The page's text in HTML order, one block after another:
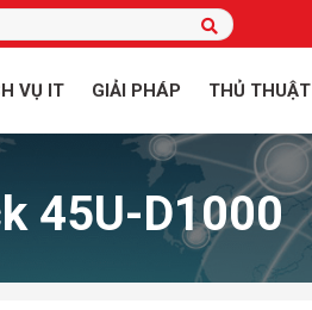
VỤ IT GIẢI PHÁP THỦ THUẬT
45U-D1000